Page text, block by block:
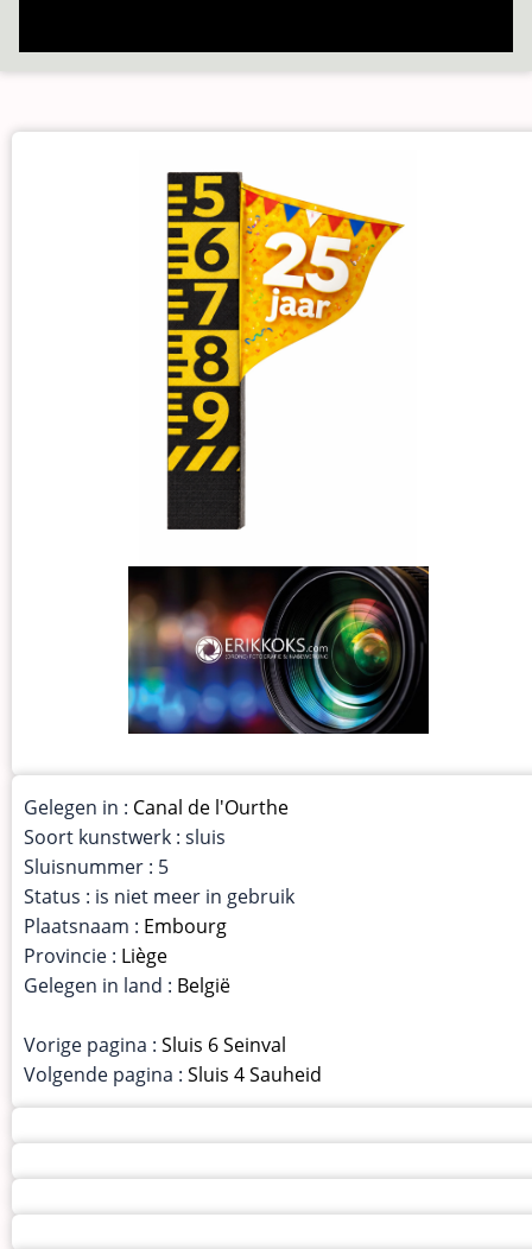
Gelegen in : Canal de l'Ourthe
Soort kunstwerk : sluis
Sluisnummer : 5
Status : is niet meer in gebruik
Plaatsnaam : Embourg
Provincie : Liège
Gelegen in land : België
Vorige pagina : Sluis 6 Seinval
Volgende pagina : Sluis 4 Sauheid